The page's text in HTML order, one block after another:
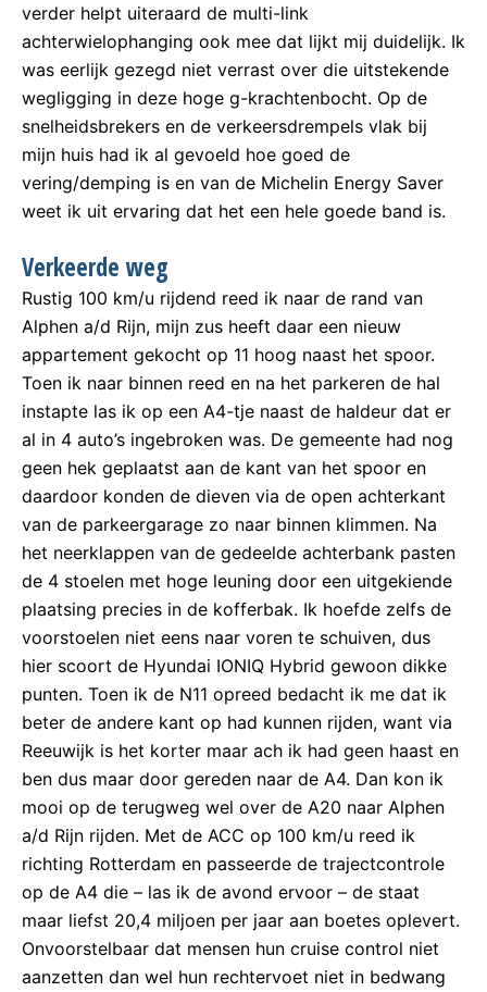
verder helpt uiteraard de multi-link
achterwielophanging ook mee dat lijkt mij duidelijk. Ik
was eerlijk gezegd niet verrast over die uitstekende
wegligging in deze hoge g-krachtenbocht. Op de
snelheidsbrekers en de verkeersdrempels vlak bij
mijn huis had ik al gevoeld hoe goed de
vering/demping is en van de Michelin Energy Saver
weet ik uit ervaring dat het een hele goede band is.
Verkeerde weg
Rustig 100 km/u rijdend reed ik naar de rand van
Alphen a/d Rijn, mijn zus heeft daar een nieuw
appartement gekocht op 11 hoog naast het spoor.
Toen ik naar binnen reed en na het parkeren de hal
instapte las ik op een A4-tje naast de haldeur dat er
al in 4 auto’s ingebroken was. De gemeente had nog
geen hek geplaatst aan de kant van het spoor en
daardoor konden de dieven via de open achterkant
van de parkeergarage zo naar binnen klimmen. Na
het neerklappen van de gedeelde achterbank pasten
de 4 stoelen met hoge leuning door een uitgekiende
plaatsing precies in de kofferbak. Ik hoefde zelfs de
voorstoelen niet eens naar voren te schuiven, dus
hier scoort de Hyundai IONIQ Hybrid gewoon dikke
punten. Toen ik de N11 opreed bedacht ik me dat ik
beter de andere kant op had kunnen rijden, want via
Reeuwijk is het korter maar ach ik had geen haast en
ben dus maar door gereden naar de A4. Dan kon ik
mooi op de terugweg wel over de A20 naar Alphen
a/d Rijn rijden. Met de ACC op 100 km/u reed ik
richting Rotterdam en passeerde de trajectcontrole
op de A4 die – las ik de avond ervoor – de staat
maar liefst 20,4 miljoen per jaar aan boetes oplevert.
Onvoorstelbaar dat mensen hun cruise control niet
aanzetten dan wel hun rechtervoet niet in bedwang